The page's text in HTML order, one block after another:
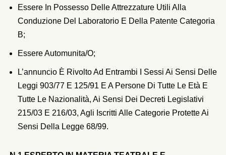
Essere In Possesso Delle Attrezzature Utili Alla
Conduzione Del Laboratorio E Della Patente Categoria
B;
Essere Automunita/o;
L’annuncio È Rivolto Ad Entrambi I Sessi Ai Sensi Delle
Leggi 903/77 E 125/91 E A Persone Di Tutte Le Età E
Tutte Le Nazionalità, Ai Sensi Dei Decreti Legislativi
215/03 E 216/03, Agli Iscritti Alle Categorie Protette Ai
Sensi Della Legge 68/99.